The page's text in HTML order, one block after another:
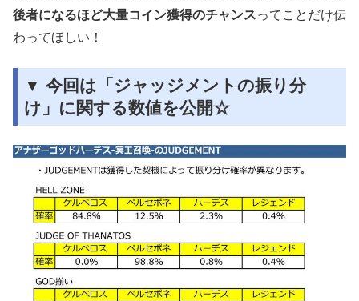
後者になるほど大量コイン獲得のチャンスってことだけ伝
わってほしい！
▼ 今回は「ジャッジメントの振り分
け」に関する数値を公開☆